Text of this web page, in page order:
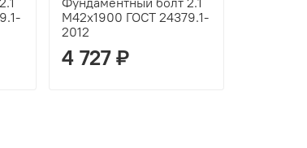
М42х1900 ГОСТ 24379.1-
2012
4 727 ₽